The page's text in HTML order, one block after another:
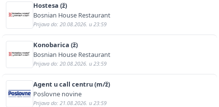
Hostesa (ž)
Bosnian House Restaurant
Prijava do: 20.08.2026. u 23:59
Konobarica (ž)
Bosnian House Restaurant
Prijava do: 20.08.2026. u 23:59
Agent u call centru (m/ž)
Poslovne novine
Prijava do: 21.08.2026. u 23:59